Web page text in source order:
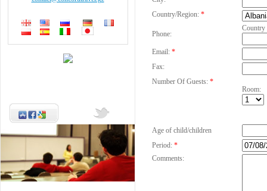
Country/Region: *
Phone:
Country
Email: *
Fax:
Number Of Guests: *
Room:
Age of child/children
Period: *
Comments: